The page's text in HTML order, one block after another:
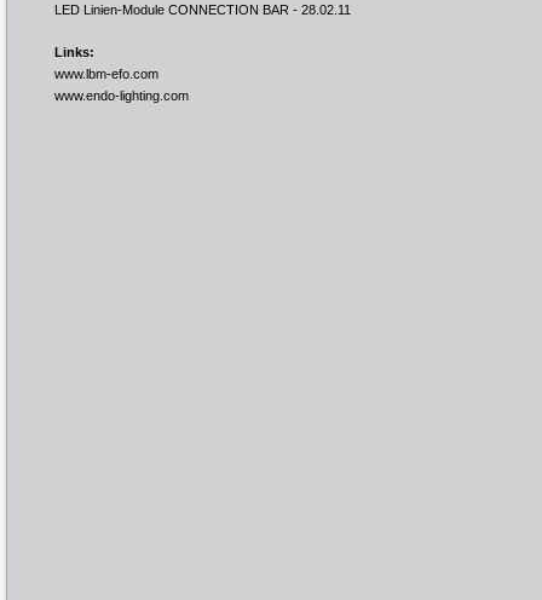
LED Linien-Module CONNECTION BAR - 28.02.11
Links:
www.lbm-efo.com
www.endo-lighting.com